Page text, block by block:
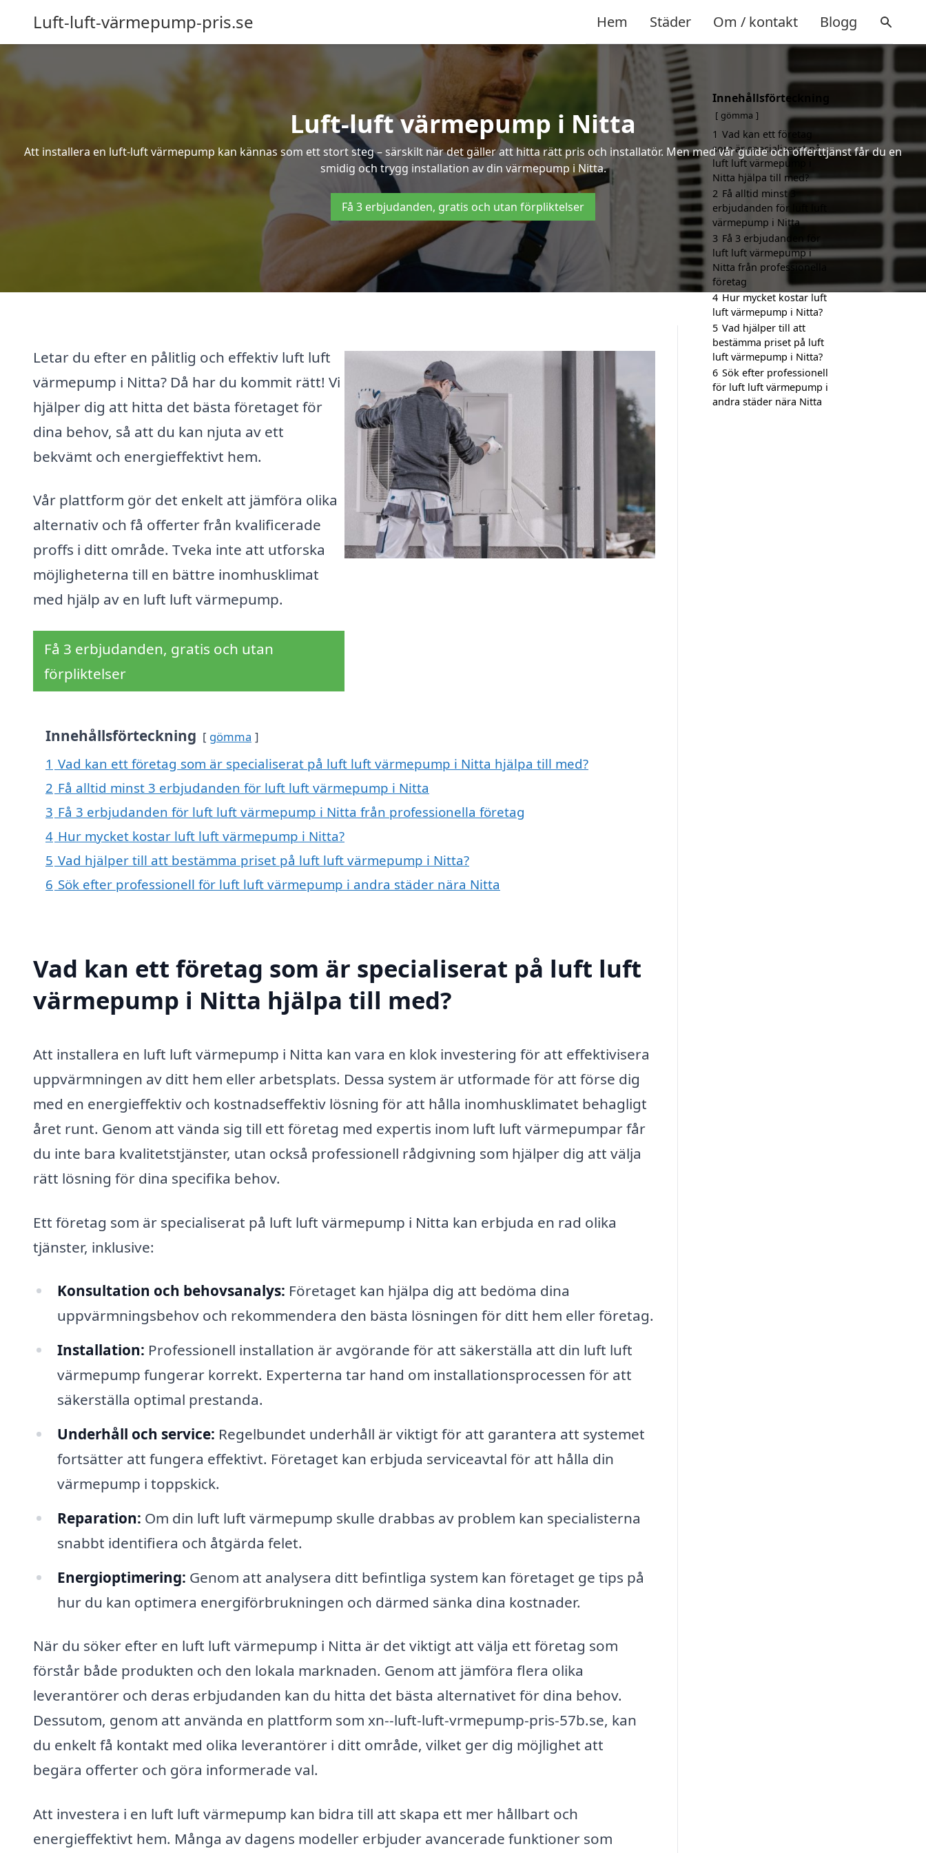
Luft-luft-värmepump-pris.se Hem Städer Om / kontakt Blogg
Luft-luft värmepump i Nitta
Att installera en luft-luft värmepump kan kännas som ett stort steg – särskilt när det gäller att hitta rätt pris och installatör. Men med vår guide och offerttjänst får du en
smidig och trygg installation av din värmepump i Nitta.
Få 3 erbjudanden, gratis och utan förpliktelser
Letar du efter en pålitlig och effektiv luft luft
värmepump i Nitta? Då har du kommit rätt! Vi
hjälper dig att hitta det bästa företaget för
dina behov, så att du kan njuta av ett
bekvämt och energieffektivt hem.
Vår plattform gör det enkelt att jämföra olika
alternativ och få offerter från kvalificerade
proffs i ditt område. Tveka inte att utforska
möjligheterna till en bättre inomhusklimat
med hjälp av en luft luft värmepump.
Få 3 erbjudanden, gratis och utan
förpliktelser
Innehållsförteckning gömma
1 Vad kan ett företag som är specialiserat på luft luft värmepump i Nitta hjälpa till med?
2 Få alltid minst 3 erbjudanden för luft luft värmepump i Nitta
3 Få 3 erbjudanden för luft luft värmepump i Nitta från professionella företag
4 Hur mycket kostar luft luft värmepump i Nitta?
5 Vad hjälper till att bestämma priset på luft luft värmepump i Nitta?
6 Sök efter professionell för luft luft värmepump i andra städer nära Nitta
Vad kan ett företag som är specialiserat på luft luft
värmepump i Nitta hjälpa till med?
Att installera en luft luft värmepump i Nitta kan vara en klok investering för att effektivisera
uppvärmningen av ditt hem eller arbetsplats. Dessa system är utformade för att förse dig
med en energieffektiv och kostnadseffektiv lösning för att hålla inomhusklimatet behagligt
året runt. Genom att vända sig till ett företag med expertis inom luft luft värmepumpar får
du inte bara kvalitetstjänster, utan också professionell rådgivning som hjälper dig att välja
rätt lösning för dina specifika behov.
Ett företag som är specialiserat på luft luft värmepump i Nitta kan erbjuda en rad olika
tjänster, inklusive:
Konsultation och behovsanalys: Företaget kan hjälpa dig att bedöma dina
uppvärmningsbehov och rekommendera den bästa lösningen för ditt hem eller företag.
Installation: Professionell installation är avgörande för att säkerställa att din luft luft
värmepump fungerar korrekt. Experterna tar hand om installationsprocessen för att
säkerställa optimal prestanda.
Underhåll och service: Regelbundet underhåll är viktigt för att garantera att systemet
fortsätter att fungera effektivt. Företaget kan erbjuda serviceavtal för att hålla din
värmepump i toppskick.
Reparation: Om din luft luft värmepump skulle drabbas av problem kan specialisterna
snabbt identifiera och åtgärda felet.
Energioptimering: Genom att analysera ditt befintliga system kan företaget ge tips på
hur du kan optimera energiförbrukningen och därmed sänka dina kostnader.
När du söker efter en luft luft värmepump i Nitta är det viktigt att välja ett företag som
förstår både produkten och den lokala marknaden. Genom att jämföra flera olika
leverantörer och deras erbjudanden kan du hitta det bästa alternativet för dina behov.
Dessutom, genom att använda en plattform som xn--luft-luft-vrmepump-pris-57b.se, kan
du enkelt få kontakt med olika leverantörer i ditt område, vilket ger dig möjlighet att
begära offerter och göra informerade val.
Att investera i en luft luft värmepump kan bidra till att skapa ett mer hållbart och
energieffektivt hem. Många av dagens modeller erbjuder avancerade funktioner som
Innehållsförteckning
gömma
1 Vad kan ett företag
som är specialiserat på
luft luft värmepump i
Nitta hjälpa till med?
2 Få alltid minst 3
erbjudanden för luft luft
värmepump i Nitta
3 Få 3 erbjudanden för
luft luft värmepump i
Nitta från professionella
företag
4 Hur mycket kostar luft
luft värmepump i Nitta?
5 Vad hjälper till att
bestämma priset på luft
luft värmepump i Nitta?
6 Sök efter professionell
för luft luft värmepump i
andra städer nära Nitta